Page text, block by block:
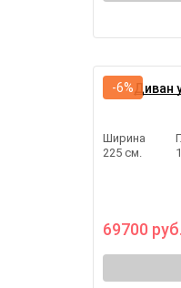
Диван
Ширина
225 см.
69700 руб.
-6%